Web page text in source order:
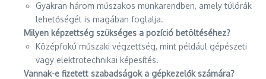
Gyakran három műszakos munkarendben, amely túlórák
lehetőségét is magában foglalja.
Milyen képzettség szükséges a pozíció betöltéséhez?
Középfokú műszaki végzettség, mint például gépészeti
vagy elektrotechnikai képesítés.
Vannak-e fizetett szabadságok a gépkezelők számára?